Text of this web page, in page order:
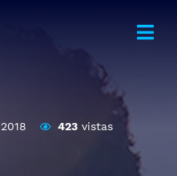
2018 423vistas